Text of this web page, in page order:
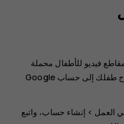
فيديو للأطفال محملة
مسبقًا. لاستخدام مساحة الأطفال يحتاج طفلك إلى حساب Google
العمل > إنشاء حساب، واتبع